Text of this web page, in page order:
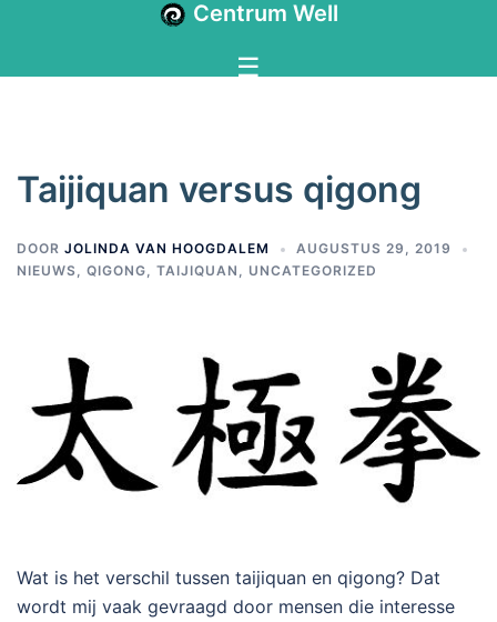
Centrum Well
Taijiquan versus qigong
DOOR JOLINDA VAN HOOGDALEM
AUGUSTUS 29, 2019
NIEUWS, QIGONG, TAIJIQUAN , UNCATEGORIZED
Wat is het verschil tussen taijiquan en qigong? Dat
wordt mij vaak gevraagd door mensen die interesse